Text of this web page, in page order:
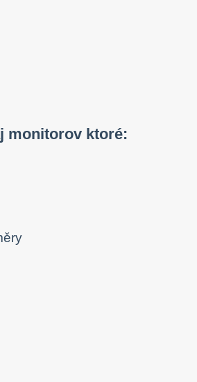
monitorov ktoré: